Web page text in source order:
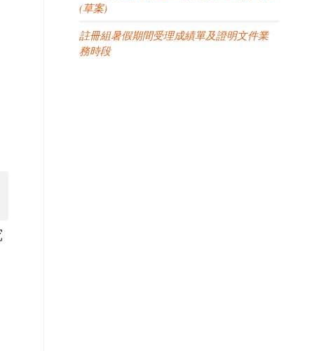
(草案)
註冊組暑假期間受理成績單及證明文件業
務時段